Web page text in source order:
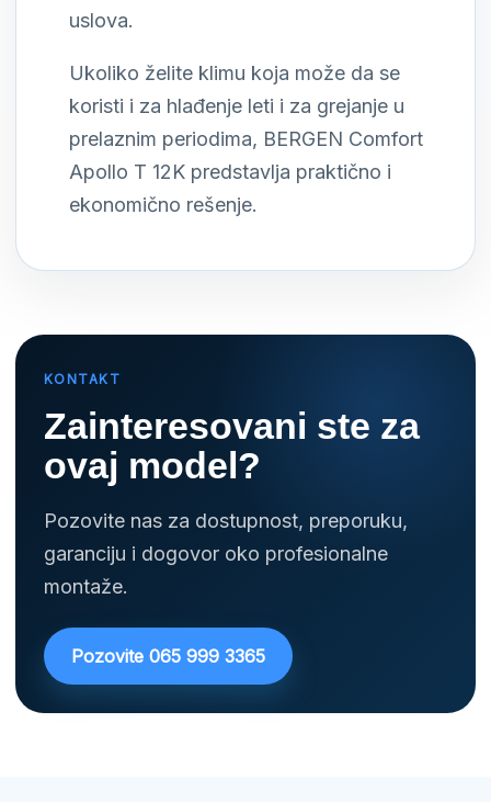
uslova.
Ukoliko želite klimu koja može da se
koristi i za hlađenje leti i za grejanje u
prelaznim periodima, BERGEN Comfort
Apollo T 12K predstavlja praktično i
ekonomično rešenje.
KONTAKT
Zainteresovani ste za
ovaj model?
Pozovite nas za dostupnost, preporuku,
garanciju i dogovor oko profesionalne
montaže.
Pozovite 065 999 3365